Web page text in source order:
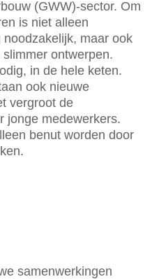
(GWW)-sector. Om
is niet alleen
maar ook
ontwerpen.
in de hele keten.
ook nieuwe
vergroot de
jonge medewerkers.
benut worden door
samenwerkingen